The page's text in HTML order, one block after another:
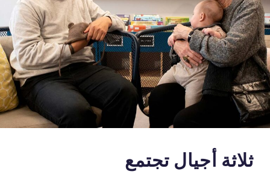
ثلاثة أجيال تجتمع